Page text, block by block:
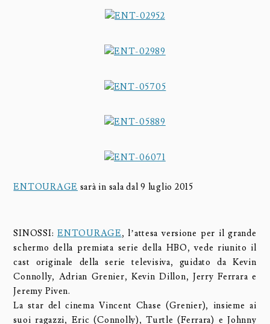
ENTOURAGE sarà in sala dal 9 luglio 2015
SINOSSI:ENTOURAGE, l’attesa versione per il grande
schermo della premiata serie della HBO, vede riunito il
cast originale della serie televisiva, guidato da Kevin
Connolly, Adrian Grenier, Kevin Dillon, Jerry Ferrara e
Jeremy Piven.
La star del cinema Vincent Chase (Grenier), insieme ai
suoi ragazzi, Eric (Connolly), Turtle (Ferrara) e Johnny